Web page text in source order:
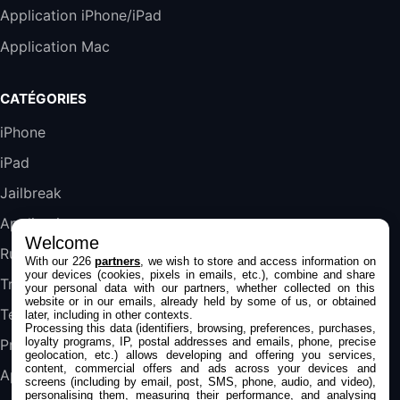
Harman Kardon SoundSticks 5 Haut-Parleur
289,47€
Galaxy S25 FE 6,7\" 5G Nano SIM 128 Go
Blanc
Jeu FIFA 20 sur PC (code à télécharger)
45,98€57,99€Rue Du Commerce (Vendeur Tiers)
Application iPhone/iPad
Application Mac
CATÉGORIES
iPhone
iPad
Jailbreak
Applications
Rumeurs
Trucs & astuces
Tests
Promos
Apple
Welcome
With our 226partners , we wish to store and access information on
your devices (cookies, pixels in emails, etc.), combine and share
your personal data with our partners, whether collected on this
website or in our emails, already held by some of us, or obtained
later, including in other contexts.
Processing this data (identifiers, browsing, preferences, purchases,
loyalty programs, IP, postal addresses and emails, phone, precise
geolocation, etc.) allows developing and offering you services,
content, commercial offers and ads across your devices and
screens (including by email, post, SMS, phone, audio, and video),
personalising them, measuring their performance, and analysing